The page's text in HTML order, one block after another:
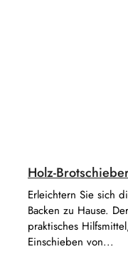
Holz-
Erleichtern Sie sich
Backen zu Hause.
praktisches
Einschieben von...